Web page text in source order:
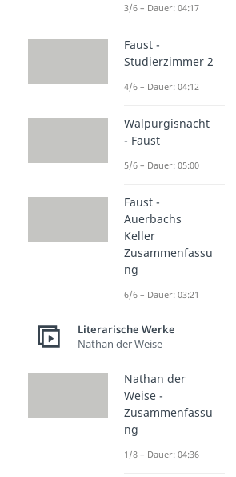
derGötterund
seine eigene
Antigone
Forderungen der
setzt sich für
ein. Gleichzeitig
damit aber einen
verstößt gegen
Gesetz. Aus rein
ihreStrafe
also
Entscheidung
Antigone den
widersetzt. Doch
dadurch als
der vor nichts
siehst also, dass
als auch Kreons
ausschließlich
noch
ungerecht sind.
3/6 – Dauer: 04:17
Faust -
Studierzimmer 2
4/6 – Dauer: 04:12
Walpurgisnacht
- Faust
5/6 – Dauer: 05:00
Faust -
Auerbachs
Keller
Zusammenfassu
ng
6/6 – Dauer: 03:21
Literarische Werke
Nathan der Weise
Nathan der
Weise -
Zusammenfassu
ng
1/8 – Dauer: 04:36